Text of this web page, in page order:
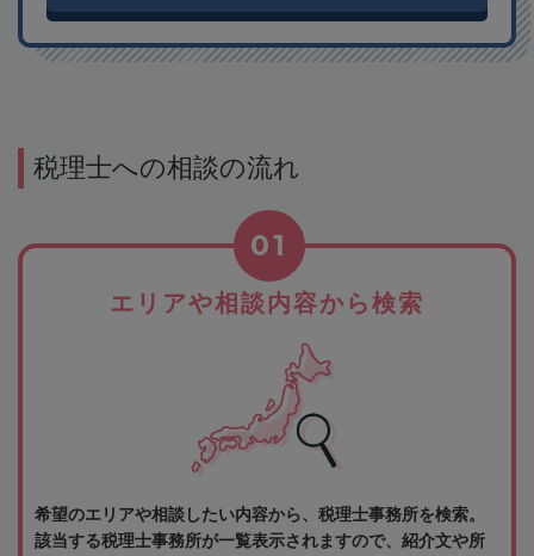
税理士への相談の流れ
エリアや相談内容から検索
01
希望のエリアや相談したい内容から、税理士事務所を検索。
該当する税理士事務所が一覧表示されますので、紹介文や所